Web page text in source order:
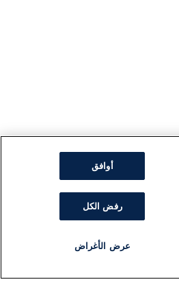
أوافق
رفض الكل
عرض الأغراض